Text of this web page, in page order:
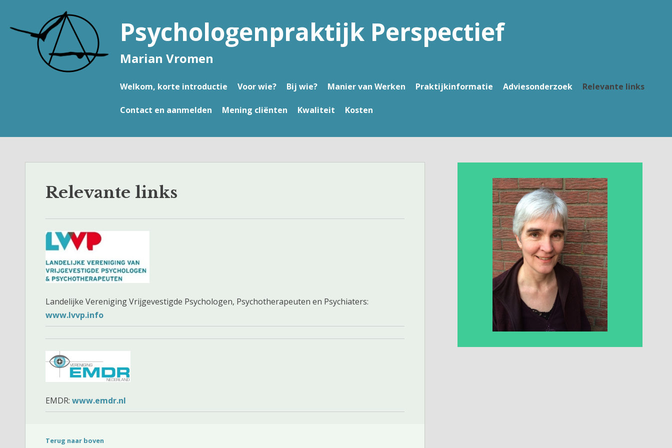
inhoud
Psychologenpraktijk Perspectief
Marian Vromen
Welkom, korte introductie Voor wie? Bij wie? Manier van Werken Praktijkinformatie Adviesonderzoek Relevante links
Contact en aanmelden Mening cliënten Kwaliteit Kosten
Relevante links
Landelijke Vereniging Vrijgevestigde Psychologen, Psychotherapeuten en Psychiaters:
www.lvvp.info
EMDR: www.emdr.nl
Terug naar boven